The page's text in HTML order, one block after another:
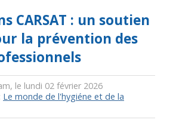
CARSAT : un soutien
la prévention des
le lundi 02 février 2026
Le monde de l'hygiéne et de la